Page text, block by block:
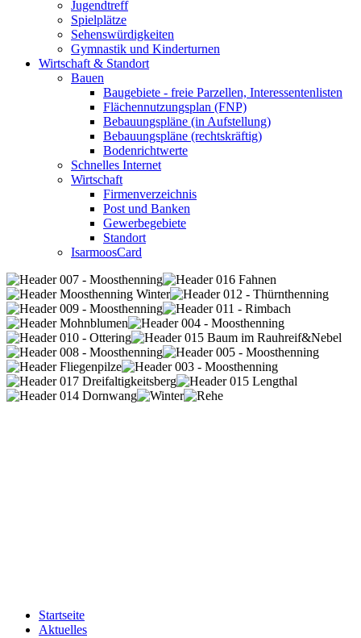
Jugendtreff
Spielplätze
Sehenswürdigkeiten
Gymnastik und Kinderturnen
Wirtschaft & Standort
Bauen
Baugebiete - freie Parzellen, Interessentenlisten
Flächennutzungsplan (FNP)
Bebauungspläne (in Aufstellung)
Bebauungspläne (rechtskräftig)
Bodenrichtwerte
Schnelles Internet
Wirtschaft
Firmenverzeichnis
Post und Banken
Gewerbegebiete
Standort
IsarmoosCard
Startseite
Aktuelles